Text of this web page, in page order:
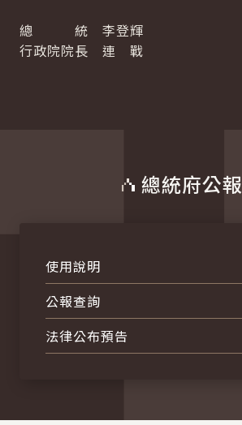
總 統 李登輝
行政院院長 連 戰
總統府公報
使用說明
公報查詢
法律公布預告